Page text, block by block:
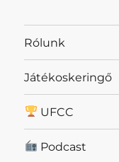
Rólunk
Játékoskeringő
UFCC
Podcast